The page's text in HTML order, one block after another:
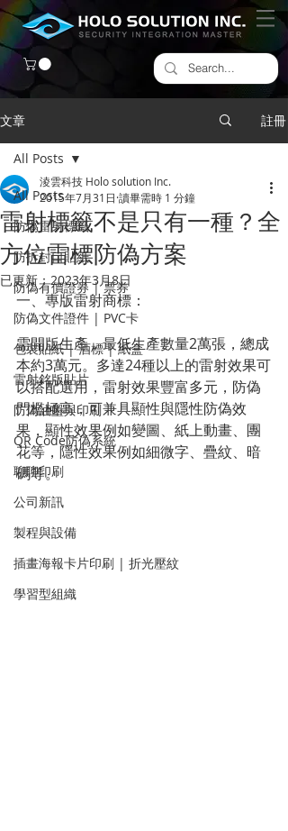
文章 註冊
All Posts
防偽雷射標籤
​防拆封口貼紙
防偽有價證券 | 票券
防偽文件證件 | PVC卡
包裝貼紙 | 酒標 | 紙盒
雷射銘版貼片
防偽油墨與印刷
QR Code防偽系統
聊聊印刷
公司新訊
製程與設備
插畫海報卡片印刷 | 折光壓紋
學習型組織
All Posts
雷射標籤不是只有一種？全
方位雷標防偽方案
淩雲科技 Holo solution Inc.
2015年7月31日 讀畢需時 1 分鐘
已更新：2023年3月8日
一、專版雷射商標：
需開版生產，最低生產數量2萬張，總成
本約3萬元。多達24種以上的雷射效果可
以搭配選用，雷射效果豐富多元，防偽
門檻極高，可兼具顯性與隱性防偽效
果，顯性效果例如變圖、紙上動畫、團
花等，隱性效果例如細微字、疊紋、暗
碼等。